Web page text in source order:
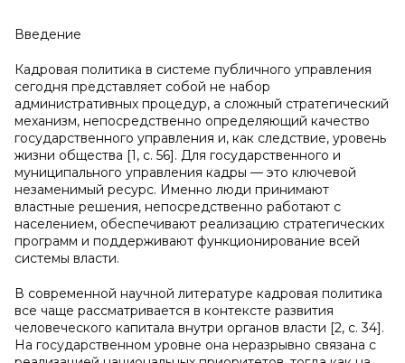
Введение
Кадровая политика в системе публичного управления
сегодня представляет собой не набор
административных процедур, а сложный стратегический
механизм, непосредственно определяющий качество
государственного управления и, как следствие, уровень
жизни общества [1, с. 56]. Для государственного и
муниципального управления кадры — это ключевой
незаменимый ресурс. Именно люди принимают
властные решения, непосредственно работают с
населением, обеспечивают реализацию стратегических
программ и поддерживают функционирование всей
системы власти.
В современной научной литературе кадровая политика
все чаще рассматривается в контексте развития
человеческого капитала внутри органов власти [2, с. 34].
На государственном уровне она неразрывно связана с